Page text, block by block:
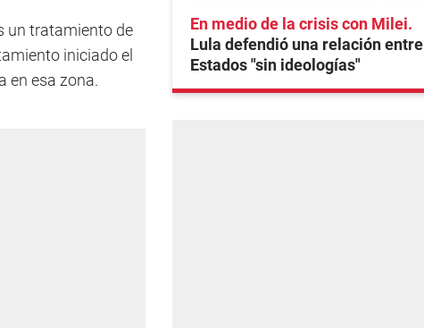
un tratamiento de
iniciado el
en esa zona.
En medio de la crisis con Milei
Lula defendió una relación entre
Estados "sin ideologías"